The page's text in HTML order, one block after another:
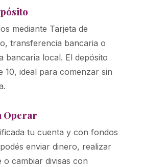
mediante Tarjeta de
transferencia bancaria o
bancaria local. El depósito
10, ideal para comenzar sin
Operar
tu cuenta y con fondos
enviar dinero, realizar
o cambiar divisas con